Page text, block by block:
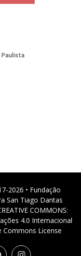
2026 • Fundação
San Tiago Dantas
COMMONS:
4.0 Internacional
Commons License